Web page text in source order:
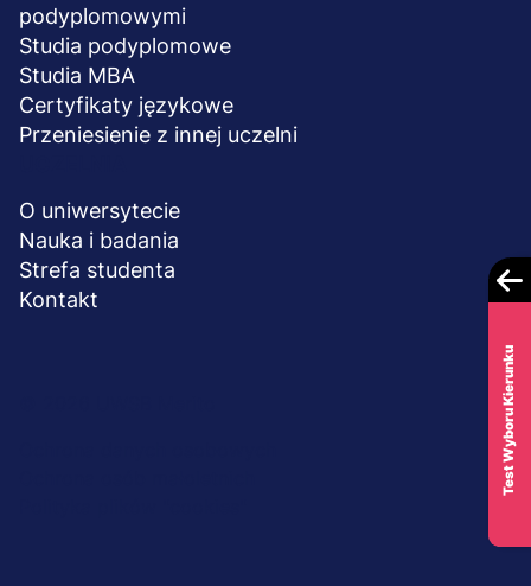
podyplomowymi
Studia podyplomowe
Studia MBA
Certyfikaty językowe
Przeniesienie z innej uczelni
O uniwersytecie
Nauka i badania
Strefa studenta
Kontakt
Test Wyboru Kierunku